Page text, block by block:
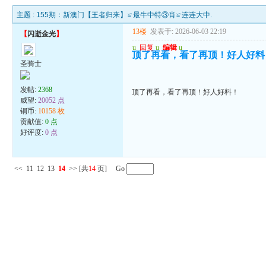
主题 : 155期：新澳门【王者归来】≌最牛中特③肖≌连连大中.
【闪逝金光】
圣骑士
发帖:2368
威望:20052 点
铜币: 10158 枚
贡献值:0 点
好评度:0 点
13楼 发表于: 2026-06-03 22:19
u 回复 u 编辑 u
顶了再看，看了再顶！好人好料
顶了再看，看了再顶！好人好料！
<< 11 12 13 14 >> [共14 页] Go